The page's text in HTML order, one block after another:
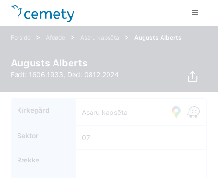
Forside > Afdøde > Asaru kapsēta > Augusts Alberts
Augusts Alberts
Født: 1606.1933, Død: 0812.2024
Kirkegård Asaru kapsēta
Sektor 07
Række